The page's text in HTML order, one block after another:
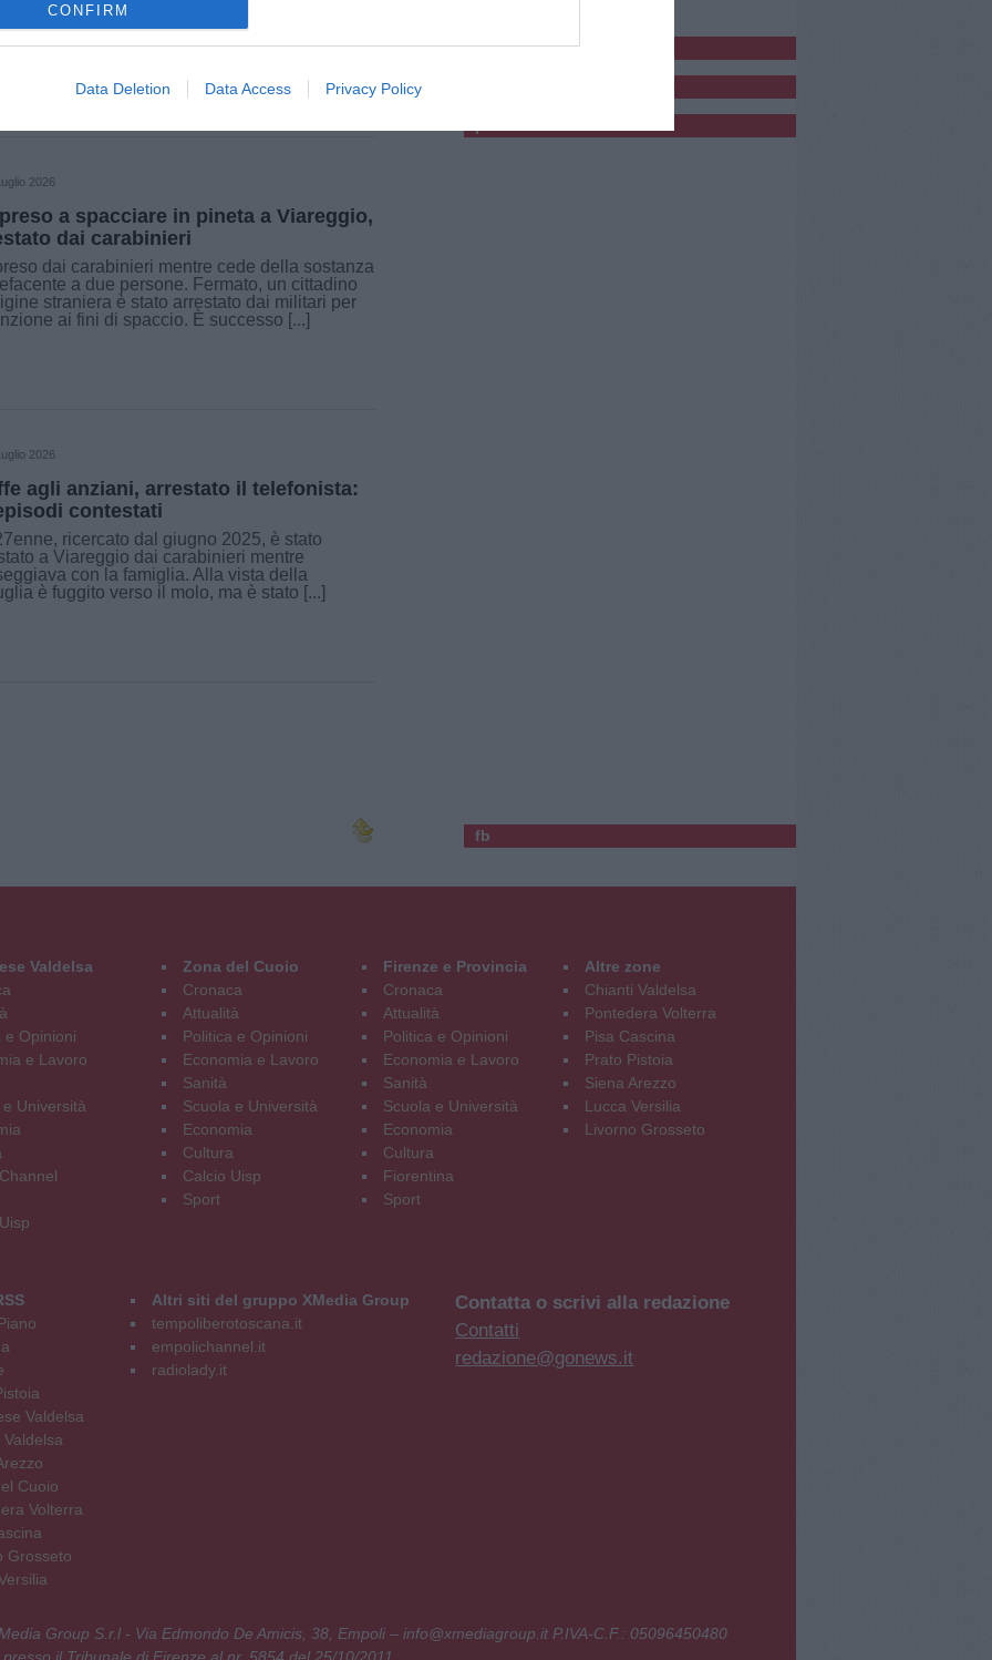
CONFIRM
Data Deletion Data Access Privacy Policy
la terra in Toscana. Questa mattina, alle ore
i sismografi hanno infatti registrato un
di magnitudo 4.3 con epicentro a Pisa, ad
2026
a spacciare in pineta a Viareggio,
dai carabinieri
dai carabinieri mentre cede della sostanza
a due persone. Fermato, un cittadino
straniera è stato arrestato dai militari per
ai fini di spaccio. È successo [...]
2026
agli anziani, arrestato il telefonista:
contestati
ricercato dal giugno 2025, è stato
a Viareggio dai carabinieri mentre
con la famiglia. Alla vista della
è fuggito verso il molo, ma è stato [...]
pubblicitàCl
fb
Valdelsa
e Opinioni
e Lavoro
e Università
Zona del Cuoio
Cronaca
Attualità
Politica e Opinioni
Economia e Lavoro
Sanità
Scuola e Università
Economia
Cultura
Calcio Uisp
Sport
Firenze e Provincia
Cronaca
Attualità
Politica e Opinioni
Economia e Lavoro
Sanità
Scuola e Università
Economia
Cultura
Fiorentina
Sport
Altre zone
Chianti Valdelsa
Pontedera Volterra
Pisa Cascina
Prato Pistoia
Siena Arezzo
Lucca Versilia
Livorno Grosseto
Valdelsa
Valdelsa
Cuoio
Volterra
Grosseto
Altri siti del gruppo XMedia Group
tempoliberotoscana.it
empolichannel.it
radiolady.it
Contatta o scrivi alla redazione
Contatti
redazione@gonews.it
Group S.r.l - Via Edmondo De Amicis, 38, Empoli – info@xmediagroup.it P.IVA-C.F.: 05096450480